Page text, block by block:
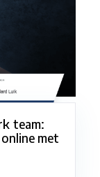
team:
met